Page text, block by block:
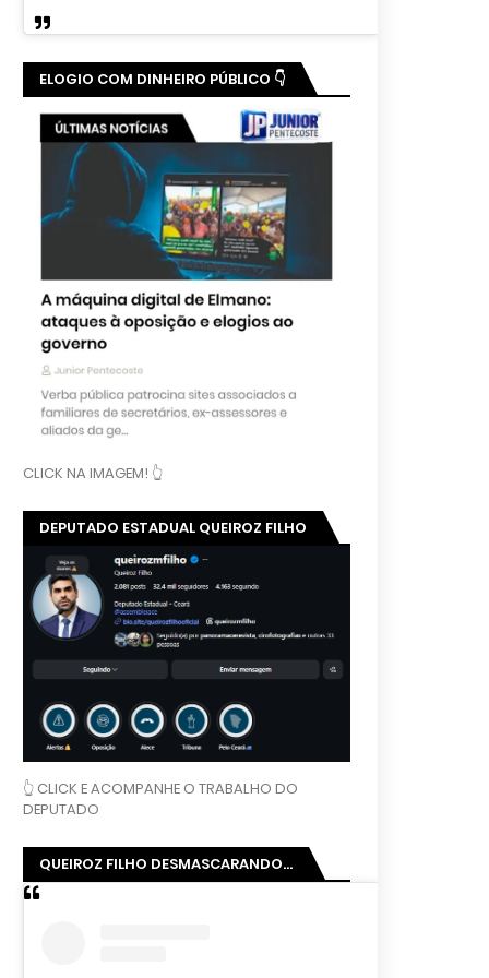
ELOGIO COM DINHEIRO PÚBLICO 👇
CLICK NA IMAGEM! 👆
DEPUTADO ESTADUAL QUEIROZ FILHO
👆 CLICK E ACOMPANHE O TRABALHO DO
DEPUTADO
QUEIROZ FILHO DESMASCARANDO...